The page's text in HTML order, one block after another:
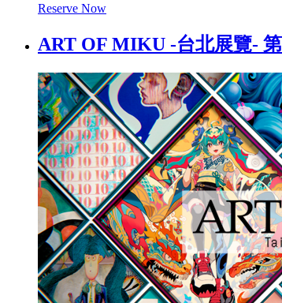
Reserve Now
ART OF MIKU -台北展覽-